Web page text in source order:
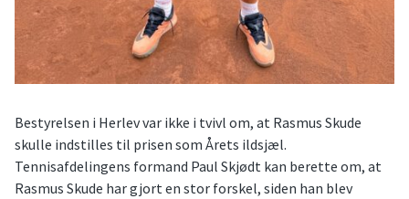
Bestyrelsen i Herlev var ikke i tvivl om, at Rasmus Skude
skulle indstilles til prisen som Årets ildsjæl.
Tennisafdelingens formand Paul Skjødt kan berette om, at
Rasmus Skude har gjort en stor forskel, siden han blev